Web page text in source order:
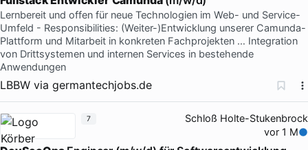
Lernbereit und offen für neue Technologien im Web- und Service-
Umfeld - Responsibilities: (Weiter-)Entwicklung unserer Camunda-
Plattform und Mitarbeit in konkreten Fachprojekten … Integration
von Drittsystemen und internen Services in bestehende
Anwendungen
LBBW via germantechjobs.de
Schloß Holte-Stukenbrock
vor 1 M
7